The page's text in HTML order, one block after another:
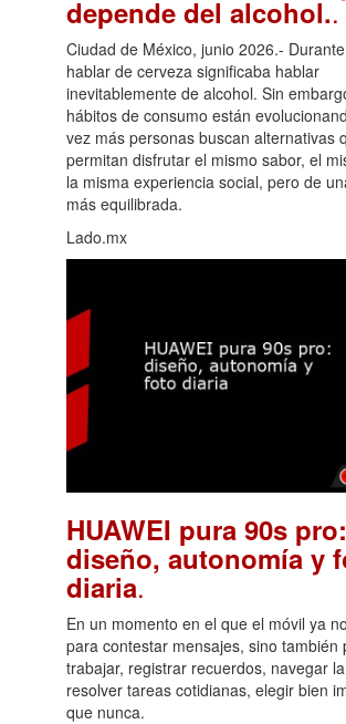
depende del alcohol..
Ciudad de México, junio 2026.-
hablar de cerveza significaba hablar
inevitablemente de alcohol. Sin
hábitos de consumo están
vez más personas buscan alternativas
permitan disfrutar el mismo sabor, el
la misma experiencia social, pero de
más equilibrada.
Lado.mx
HUAWEI pura 90s pro:
diseño, autonomía y
diaria.
En un momento en el que el móvil ya
para contestar mensajes, sino también
trabajar, registrar recuerdos, navegar
resolver tareas cotidianas, elegir bien
que nunca.